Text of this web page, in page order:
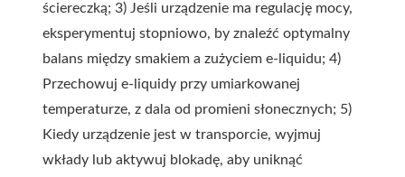
ściereczką; 3) Jeśli urządzenie ma regulację mocy,
eksperymentuj stopniowo, by znaleźć optymalny
balans między smakiem a zużyciem e-liquidu; 4)
Przechowuj e-liquidy przy umiarkowanej
temperaturze, z dala od promieni słonecznych; 5)
Kiedy urządzenie jest w transporcie, wyjmuj
wkłady lub aktywuj blokadę, aby uniknąć